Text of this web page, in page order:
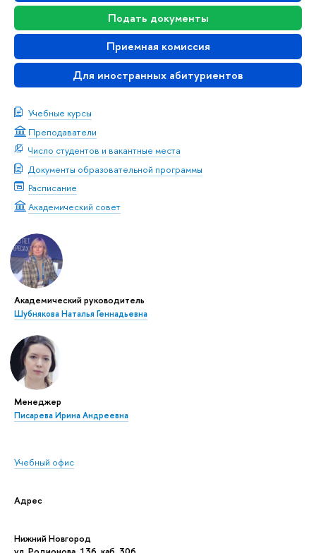
Подать документы
Приемная комиссия
Для иностранных абитуриентов
Учебные курсы
Преподаватели
Число студентов и вакантные места
Документы образовательной программы
Расписание
Академический совет
Академический руководитель
Шубнякова Наталья Геннадьевна
Менеджер
Писарева Ирина Андреевна
Учебный офис
Адрес
Нижний Новгород